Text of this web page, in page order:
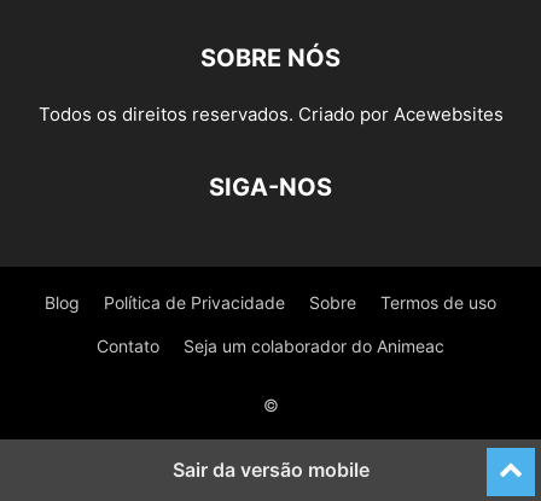
SOBRE NÓS
Todos os direitos reservados. Criado por Acewebsites
SIGA-NOS
Blog Política de Privacidade Sobre Termos de uso
Contato Seja um colaborador do Animeac
©
Sair da versão mobile